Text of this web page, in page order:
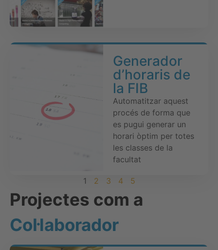
Generador
d’horaris de
la FIB
Automatitzar aquest
procés de forma que
es pugui generar un
horari òptim per totes
les classes de la
facultat
1 2 3 4 5
Projectes com a
Col·laborador